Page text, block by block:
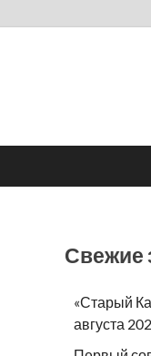
Свежие
«Старый
августа